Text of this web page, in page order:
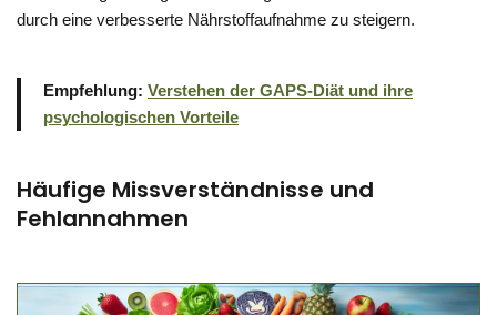
durch eine verbesserte Nährstoffaufnahme zu steigern.
Empfehlung: Verstehen der GAPS-Diät und ihre
psychologischen Vorteile
Häufige Missverständnisse und
Fehlannahmen